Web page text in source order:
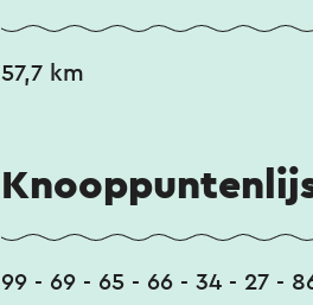
57,7 km
99 - 69 - 65 - 66 - 34 - 27 -